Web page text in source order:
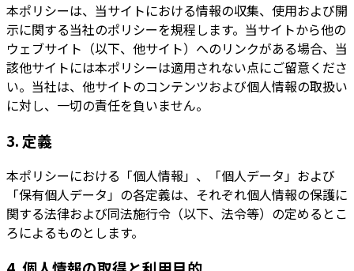
本ポリシーは、当サイトにおける情報の収集、使用および開
示に関する当社のポリシーを規程します。当サイトから他の
ウェブサイト（以下、他サイト）へのリンクがある場合、当
該他サイトには本ポリシーは適用されない点にご留意くださ
い。当社は、他サイトのコンテンツおよび個人情報の取扱い
に対し、一切の責任を負いません。
3. 定義
本ポリシーにおける「個人情報」、「個人データ」および
「保有個人データ」の各定義は、それぞれ個人情報の保護に
関する法律および同法施行令（以下、法令等）の定めるとこ
ろによるものとします。